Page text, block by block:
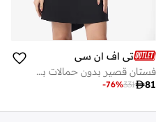
تي اف ان سي
فستان قصير بدون حمالات بظهر على شكل قوس
81
331
-76%